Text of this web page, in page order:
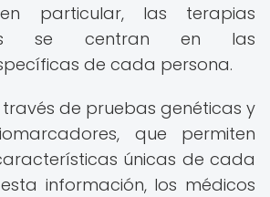
particular, las terapias
se centran en las
de cada persona.
de pruebas genéticas y
que permiten
únicas de cada
información, los médicos